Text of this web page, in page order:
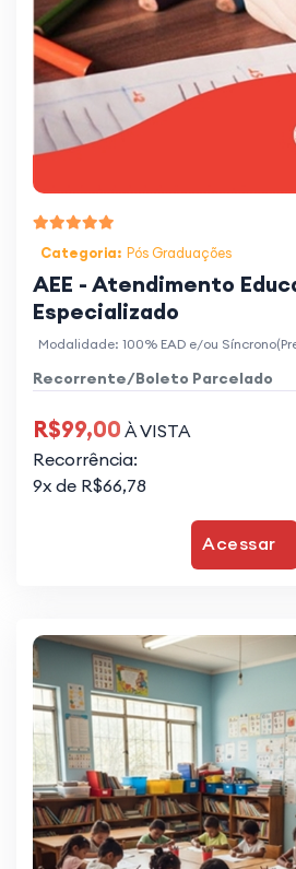
Categoria: Pós Graduações
AEE - Atendimento
Especializado
Modalidade: 100% EAD e/ou
Recorrente/Boleto Parcelado
R$99,00 À VISTA
Recorrência:
9x de R$66,78
Acessar